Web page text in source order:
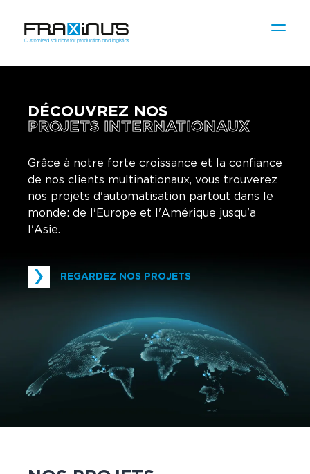
DÉCOUVREZ NOS
PROJETS INTERNATIONAUX
Grâce à notre forte croissance et la confiance
de nos clients multinationaux, vous trouverez
nos projets d'automatisation partout dans le
monde: de l'Europe et l'Amérique jusqu'a
l'Asie.
REGARDEZ NOS PROJETS